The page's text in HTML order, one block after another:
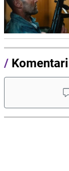
/ Komentari